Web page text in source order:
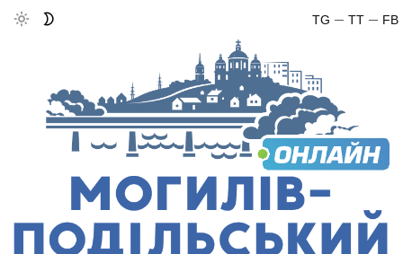
FB
TT
TG